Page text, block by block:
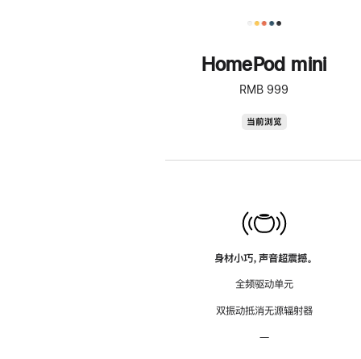
HomePod mini
RMB 999
当前浏览
身材小巧，声音超震撼。
全频驱动单元
双振动抵消无源辐射器
—